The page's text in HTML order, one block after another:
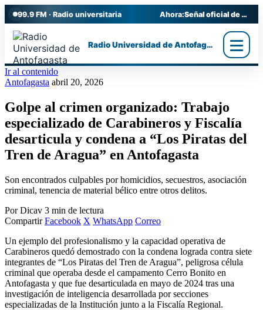
99.9 FM · Radio universitaria Ahora: Señal oficial de Radio UA
Radio Universidad de Antofagasta
Ir al contenido
Antofagasta abril 20, 2026
Golpe al crimen organizado: Trabajo
especializado de Carabineros y Fiscalía
desarticula y condena a “Los Piratas del
Tren de Aragua” en Antofagasta
Son encontrados culpables por homicidios, secuestros, asociación
criminal, tenencia de material bélico entre otros delitos.
Por Dicav 3 min de lectura
Compartir Facebook X WhatsApp Correo
Un ejemplo del profesionalismo y la capacidad operativa de
Carabineros quedó demostrado con la condena lograda contra siete
integrantes de “Los Piratas del Tren de Aragua”, peligrosa célula
criminal que operaba desde el campamento Cerro Bonito en
Antofagasta y que fue desarticulada en mayo de 2024 tras una
investigación de inteligencia desarrollada por secciones
especializadas de la Institución junto a la Fiscalía Regional.